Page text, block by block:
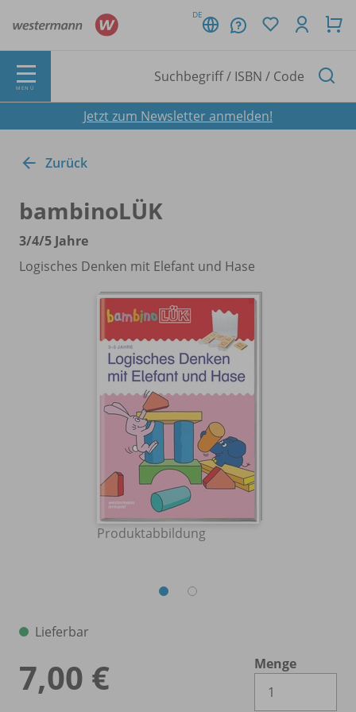
DE
MENÜ
Jetzt zum Newsletter anmelden!
Zurück
bambinoLÜK
3/4/5 Jahre
Logisches Denken mit Elefant und Hase
Produktabbildung
Lieferbar
7,00 €
Menge